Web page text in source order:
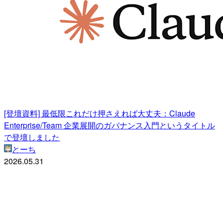
[登壇資料] 最低限これだけ押さえれば大丈夫：Claude
Enterprise/Team 企業展開のガバナンス入門というタイトル
で登壇しました
とーち
2026.05.31